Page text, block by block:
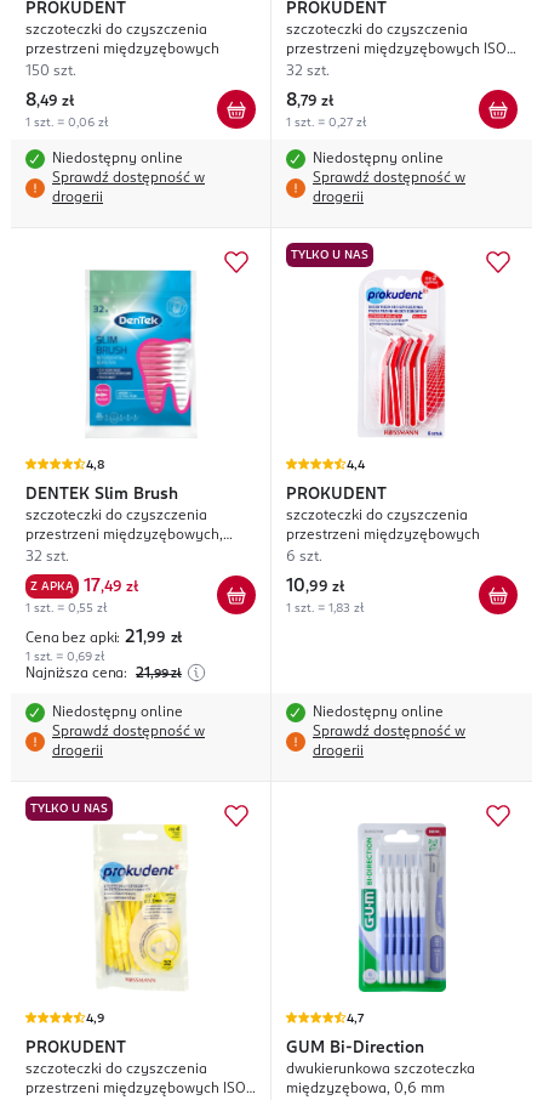
PROKUDENT
szczoteczki do czyszczenia
przestrzeni międzyzębowych
150 szt.
8,49 zł
1 szt. = 0,06 zł
Niedostępny online
Sprawdź dostępność w
drogerii
PROKUDENT
szczoteczki do czyszczenia
przestrzeni międzyzębowych ISO
2; 2,5 mm
32 szt.
8,79 zł
1 szt. = 0,27 zł
Niedostępny online
Sprawdź dostępność w
drogerii
4,8
DENTEK Slim Brush
szczoteczki do czyszczenia
przestrzeni międzyzębowych,
bardzo delikatne
32 szt.
Z APKĄ 17,49 zł
1 szt. = 0,55 zł
Cena bez apki: 21 ,99 zł
1 szt. = 0,69 zł
Najniższa cena: 21,99 zł
Niedostępny online
Sprawdź dostępność w
drogerii
TYLKO U NAS
4,4
PROKUDENT
szczoteczki do czyszczenia
przestrzeni międzyzębowych
6 szt.
10,99 zł
1 szt. = 1,83 zł
Niedostępny online
Sprawdź dostępność w
drogerii
TYLKO U NAS
4,9
PROKUDENT
szczoteczki do czyszczenia
przestrzeni międzyzębowych ISO
4,7
GUM Bi-Direction
dwukierunkowa szczoteczka
międzyzębowa, 0,6 mm